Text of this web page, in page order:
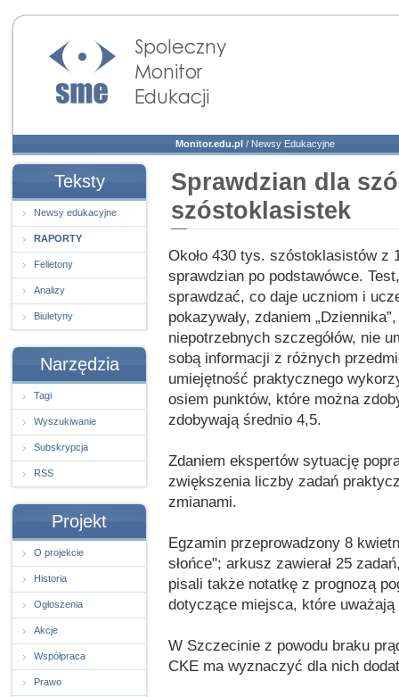
Społeczny Monitor
Edukacji
Monitor.edu.pl / Newsy Edukacyjne
Teksty
Newsy edukacyjne
RAPORTY
Felietony
Analizy
Biuletyny
Narzędzia
Tagi
Wyszukiwanie
Subskrypcja
RSS
Projekt
O projekcie
Historia
Ogłoszenia
Akcje
Współpraca
Prawo
Sprawdzian dla
szóstoklasistek
Około 430 tys. szóstoklasistów z
sprawdzian po podstawówce.
sprawdzać, co daje uczniom i
pokazywały, zdaniem
niepotrzebnych szczegółów, nie
sobą informacji z różnych
umiejętność praktycznego
osiem punktów, które można
zdobywają średnio 4,5.
Zdaniem ekspertów sytuację
zwiększenia liczby zadań
zmianami.
Egzamin przeprowadzony 8
słońce"; arkusz zawierał 25
pisali także notatkę z prognozą
dotyczące miejsca, które
W Szczecinie z powodu braku
CKE ma wyznaczyć dla nich